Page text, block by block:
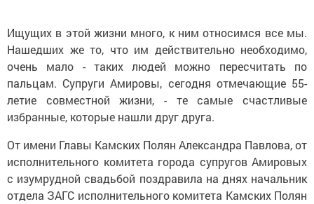
Ищущих в этой жизни много, к ним относимся все мы.
Нашедших же то, что им действительно необходимо,
очень мало - таких людей можно пересчитать по
пальцам. Супруги Амировы, сегодня отмечающие 55-
летие совместной жизни, - те самые счастливые
избранные, которые нашли друг друга.
От имени Главы Камских Полян Александра Павлова, от
исполнительного комитета города супругов Амировых
с изумрудной свадьбой поздравила на днях начальник
отдела ЗАГС исполнительного комитета Камских Полян